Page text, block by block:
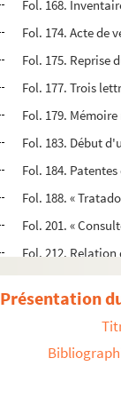
Fol. 168.
Fol. 174. Acte de
Fol. 175. Reprise
Fol. 177. Trois
Fol. 179.
Fol. 183. Début
Fol. 184.
Fol. 188. «
Fol. 201. «
Fol. 212.
Fol. 272. «
Fol. 305.
Fol. 315.
Fol. 329.
1. « Table des
Présentation